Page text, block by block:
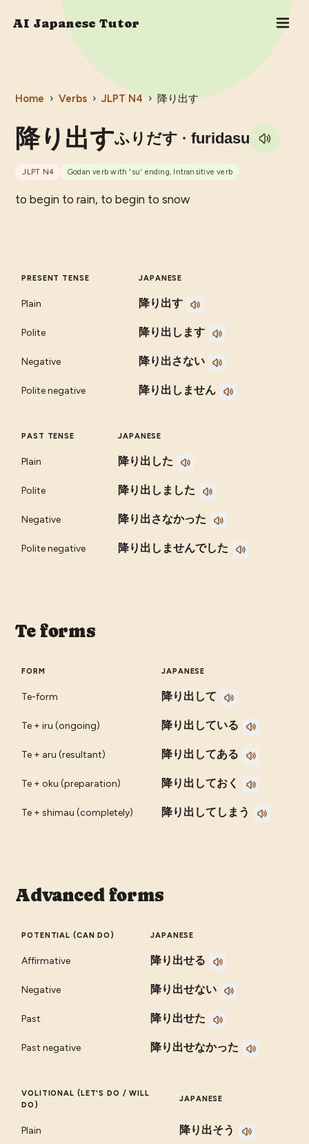
AI Japanese Tutor
Home › Verbs › JLPT N4 › 降り出す
降り出すふりだす · furidasu
JLPT N4 Godan verb with 'su' ending, Intransitive verb
to begin to rain, to begin to snow
PRESENT TENSE JAPANESE
Plain 降り出す
Polite 降り出します
Negative 降り出さない
Polite negative 降り出しません
PAST TENSE JAPANESE
Plain 降り出した
Polite 降り出しました
Negative 降り出さなかった
Polite negative 降り出しませんでした
Te forms
FORM JAPANESE
Te-form 降り出して
Te + iru (ongoing) 降り出している
Te + aru (resultant) 降り出してある
Te + oku (preparation) 降り出しておく
Te + shimau (completely) 降り出してしまう
Advanced forms
POTENTIAL (CAN DO) JAPANESE
Affirmative 降り出せる
Negative 降り出せない
Past 降り出せた
Past negative 降り出せなかった
VOLITIONAL (LET'S DO / WILL
DO)
JAPANESE
Plain 降り出そう